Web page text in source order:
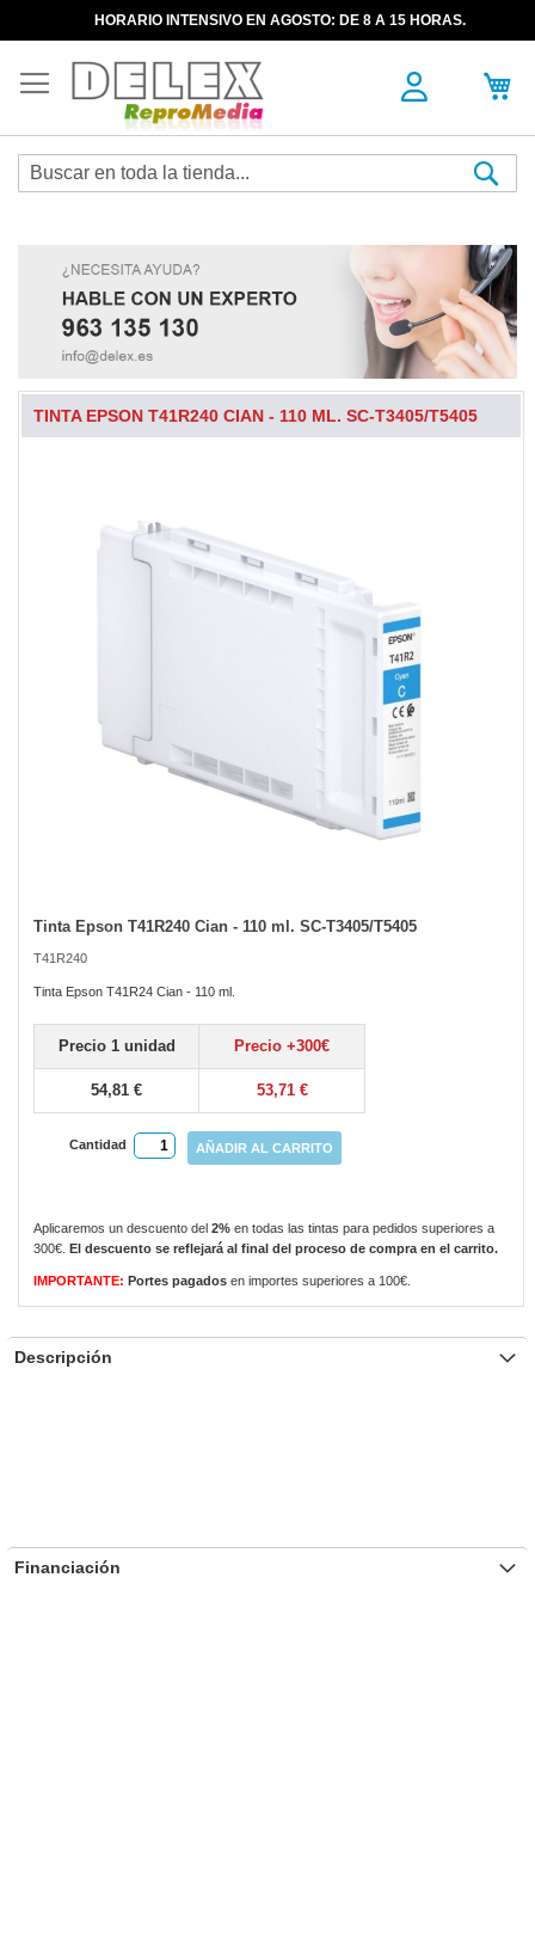
HORARIO INTENSIVO EN AGOSTO: DE 8 A 15 HORAS.
TINTA EPSON T41R240 CIAN - 110 ML. SC-T3405/T5405
Tinta Epson T41R240 Cian - 110 ml. SC-T3405/T5405
T41R240
Tinta Epson T41R24 Cian - 110 ml.
Precio 1 unidad Precio +300€
54,81 € 53,71 €
Cantidad AÑADIR AL CARRITO
Aplicaremos un descuento del 2% en todas las tintas para pedidos superiores a
300€.
El descuento se reflejará al final del proceso de compra en el carrito.
IMPORTANTE: Portes pagados en importes superiores a 100€.
Skip
the
beginning
the
images
gallery
Descripción
Financiación